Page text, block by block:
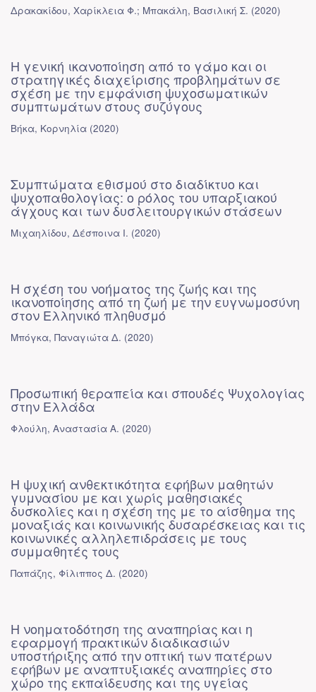
Δρακακίδου, Χαρίκλεια Φ.; Μπακάλη, Βασιλική Σ. (2020)
Η γενική ικανοποίηση από το γάμο και οι
στρατηγικές διαχείρισης προβλημάτων σε
σχέση με την εμφάνιση ψυχοσωματικών
συμπτωμάτων στους συζύγους
Βήκα, Κορνηλία (2020)
Συμπτώματα εθισμού στο διαδίκτυο και
ψυχοπαθολογίας: ο ρόλος του υπαρξιακού
άγχους και των δυσλειτουργικών στάσεων
Μιχαηλίδου, Δέσποινα Ι. (2020)
Η σχέση του νοήματος της ζωής και της
ικανοποίησης από τη ζωή με την ευγνωμοσύνη
στον Ελληνικό πληθυσμό
Μπόγκα, Παναγιώτα Δ. (2020)
Προσωπική θεραπεία και σπουδές Ψυχολογίας
στην Ελλάδα
Φλούλη, Αναστασία Α. (2020)
Η ψυχική ανθεκτικότητα εφήβων μαθητών
γυμνασίου με και χωρίς μαθησιακές
δυσκολίες και η σχέση της με το αίσθημα της
μοναξιάς και κοινωνικής δυσαρέσκειας και τις
κοινωνικές αλληλεπιδράσεις με τους
συμμαθητές τους
Παπάζης, Φίλιππος Δ. (2020)
Η νοηματοδότηση της αναπηρίας και η
εφαρμογή πρακτικών διαδικασιών
υποστήριξης από την οπτική των πατέρων
εφήβων με αναπτυξιακές αναπηρίες στο
χώρο της εκπαίδευσης και της υγείας